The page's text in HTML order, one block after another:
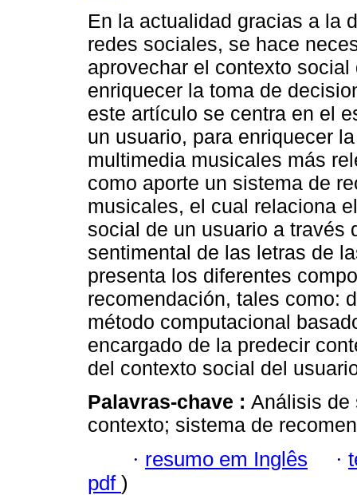
En la actualidad gracias a la
redes sociales, se hace
aprovechar el contexto
enriquecer la toma de
este artículo se centra en el
un usuario, para enriquecer
multimedia musicales más
como aporte un sistema de
musicales, el cual relaciona
social de un usuario a través
sentimental de las letras de
presenta los diferentes
recomendación, tales como:
método computacional
encargado de la predecir
del contexto social del
Palavras-chave : Análisis de
contexto; sistema de
· resumo em Inglês ·
pdf )